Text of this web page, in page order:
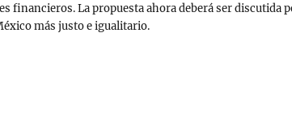
financieros. La propuesta ahora deberá ser discutida
más justo e igualitario.